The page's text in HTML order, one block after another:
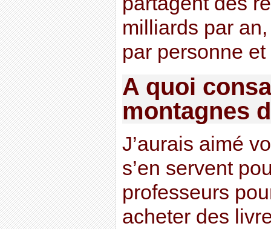
milliards par
par personne
A quoi
montagnes
J’aurais aimé
s’en servent
professeurs
acheter des